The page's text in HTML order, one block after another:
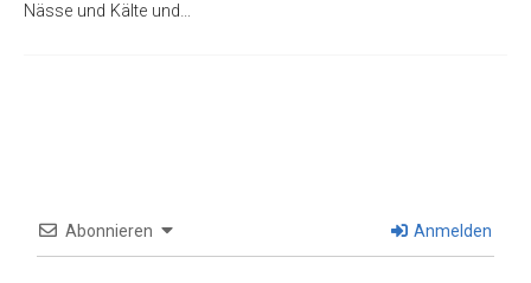
Nässe und Kälte und…
Abonnieren Anmelden